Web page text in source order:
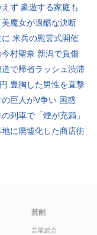
ず 豪遊する家庭も
美魔女が過酷な決断
に 米兵の慰霊式開催
村聖奈 新潟で負傷
で帰省ラッシュ渋滞
豊胸した男性を直撃
巨人がV争い 困惑
列車で「煙が充満」
に廃墟化した商店街
芸能
芸能総合